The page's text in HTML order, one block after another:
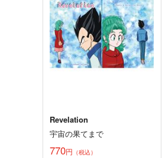
Revelation
宇宙の果てまで
770円 （税込）